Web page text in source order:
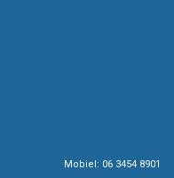
Mobiel: 06 3454 8901